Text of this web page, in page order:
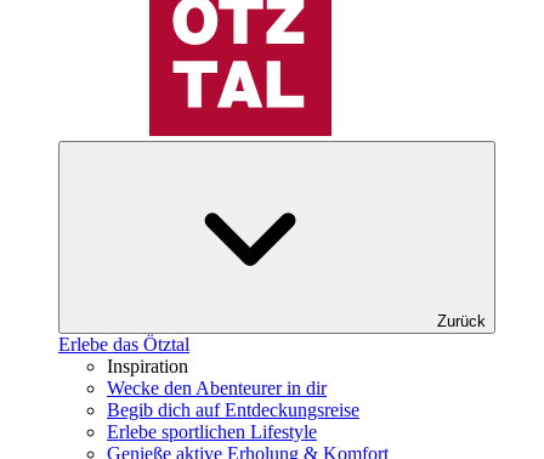
Zurück
Erlebe das Ötztal
Inspiration
Wecke den Abenteurer in dir
Begib dich auf Entdeckungsreise
Erlebe sportlichen Lifestyle
Genieße aktive Erholung & Komfort